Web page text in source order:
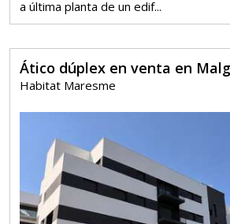
a última planta de un edif...
Ático dúplex en venta en
Habitat Maresme